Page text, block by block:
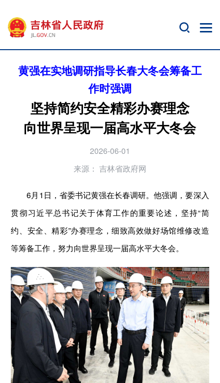
黄强在实地调研指导长春大冬会筹备工
作时强调
坚持简约安全精彩办赛理念
向世界呈现一届高水平大冬会
2026-06-01
来源： 吉林省政府网
6月1日，省委书记黄强在长春调研。他强调，要深入
贯彻习近平总书记关于体育工作的重要论述，坚持“简
约、安全、精彩”办赛理念，细致高效做好场馆维修改造
等筹备工作，努力向世界呈现一届高水平大冬会。